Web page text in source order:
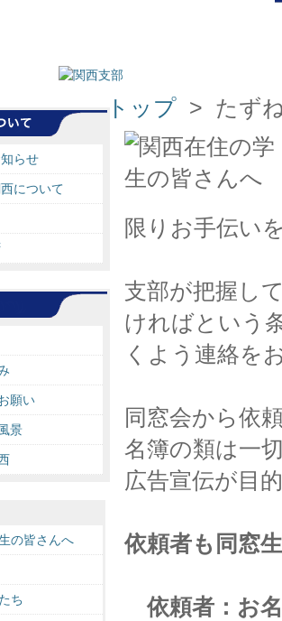
らせ
について
願い
景
の皆さんへ
ち
トップ > たず
限りお手伝い
支部が把握し
ければという
くよう連絡を
同窓会から依
名簿の類は一
広告宣伝が目
依頼者も同窓
依頼者：お